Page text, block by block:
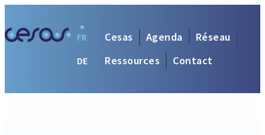
Cesas Agenda
Réseau
Ressources
Contact
FR
DE